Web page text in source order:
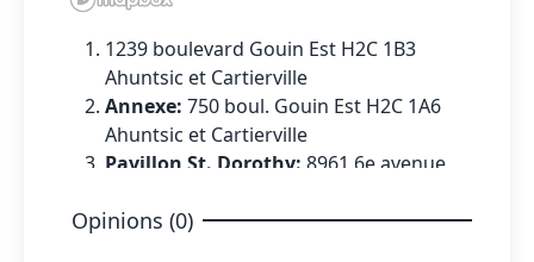
1239 boulevard Gouin Est H2C 1B3
Ahuntsic et Cartierville
Annexe: 750 boul. Gouin Est H2C 1A6
Ahuntsic et Cartierville
Pavillon St. Dorothy: 8961 6e avenue
Opinions (0)